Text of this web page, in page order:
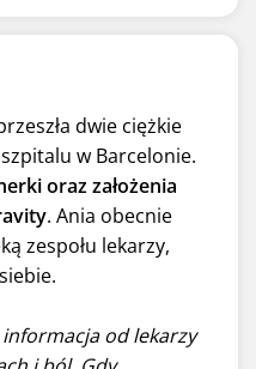
dwie ciężkie
w Barcelonie.
oraz założenia
. Ania obecnie
zespołu lekarzy,
od lekarzy